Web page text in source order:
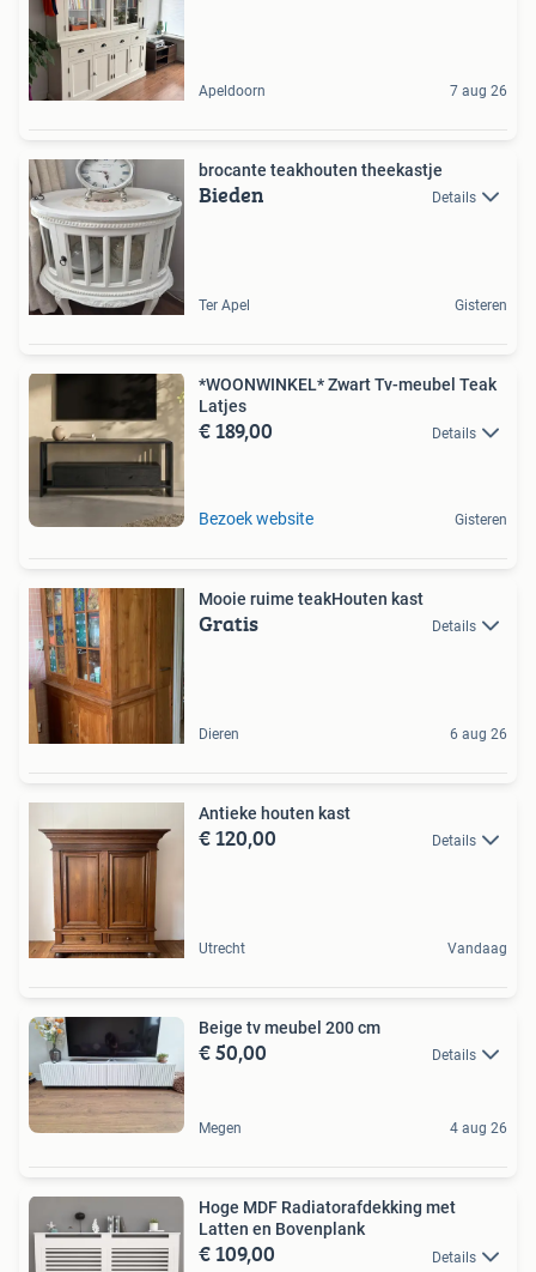
Apeldoorn 7 aug 26
brocante teakhouten theekastje
Bieden Details
Ter Apel Gisteren
*WOONWINKEL* Zwart Tv-meubel Teak
Latjes
€ 189,00 Details
Bezoek website Gisteren
Mooie ruime teakHouten kast
Gratis Details
Dieren 6 aug 26
Antieke houten kast
€ 120,00 Details
Utrecht Vandaag
Beige tv meubel 200 cm
€ 50,00 Details
Megen 4 aug 26
Hoge MDF Radiatorafdekking met
Latten en Bovenplank
€ 109,00 Details